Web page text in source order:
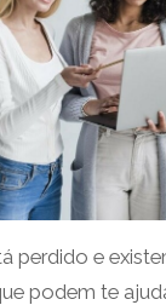
perdido e
podem te